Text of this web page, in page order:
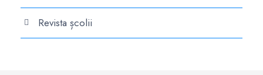
Revista școlii